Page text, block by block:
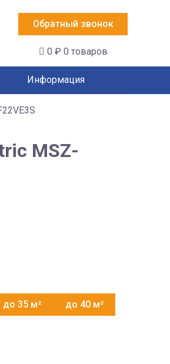
Обратный звонок
0 ₽ 0 товаров
Информация
MSZ-
до 35 м² до 40 м²